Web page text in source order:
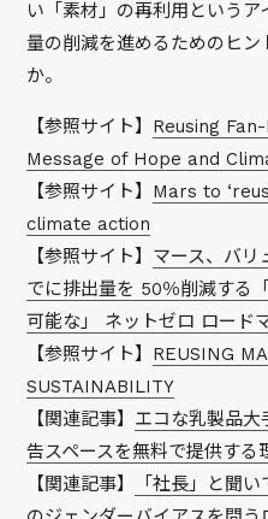
い「素材」の再利用という
量の削減を進めるためのヒン
か。
【参照サイト】 Reusing
Message of Hope and
【参照サイト】 Mars to
climate action
【参照サイト】 マース、バリ
でに排出量を 50％削減する
可能な」 ネットゼロ ロード
【参照サイト】 REUSING
SUSTAINABILITY
【関連記事】 エコな乳製品
告スペースを無料で提供する
【関連記事】
「社長」と聞